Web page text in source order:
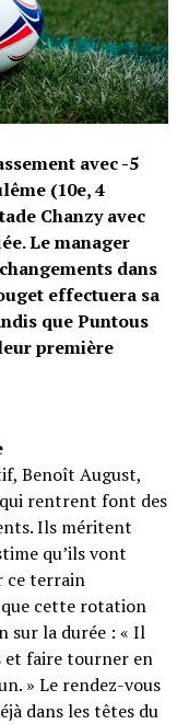
avec -5
(10e, 4
Chanzy avec
Le manager
dans
effectuera sa
que Puntous
première
Benoît August,
rentrent font des
Ils méritent
qu’ils vont
ce terrain
cette rotation
sur la durée : « Il
et faire tourner en
» Le rendez-vous
dans les têtes du